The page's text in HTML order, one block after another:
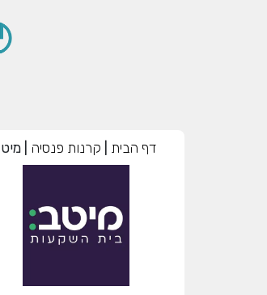
דף הבית קרנות פנסיה